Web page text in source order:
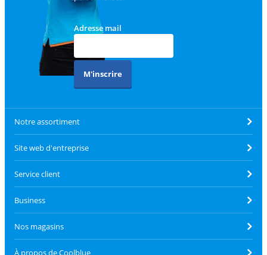
Adresse mail
M'inscrire
Notre assortiment
Site web d'entreprise
Service client
Business
Nos magasins
À propos de Coolblue